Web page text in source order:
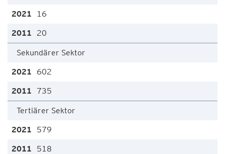
16
20
Sekundärer Sektor
602
735
Tertiärer Sektor
579
518